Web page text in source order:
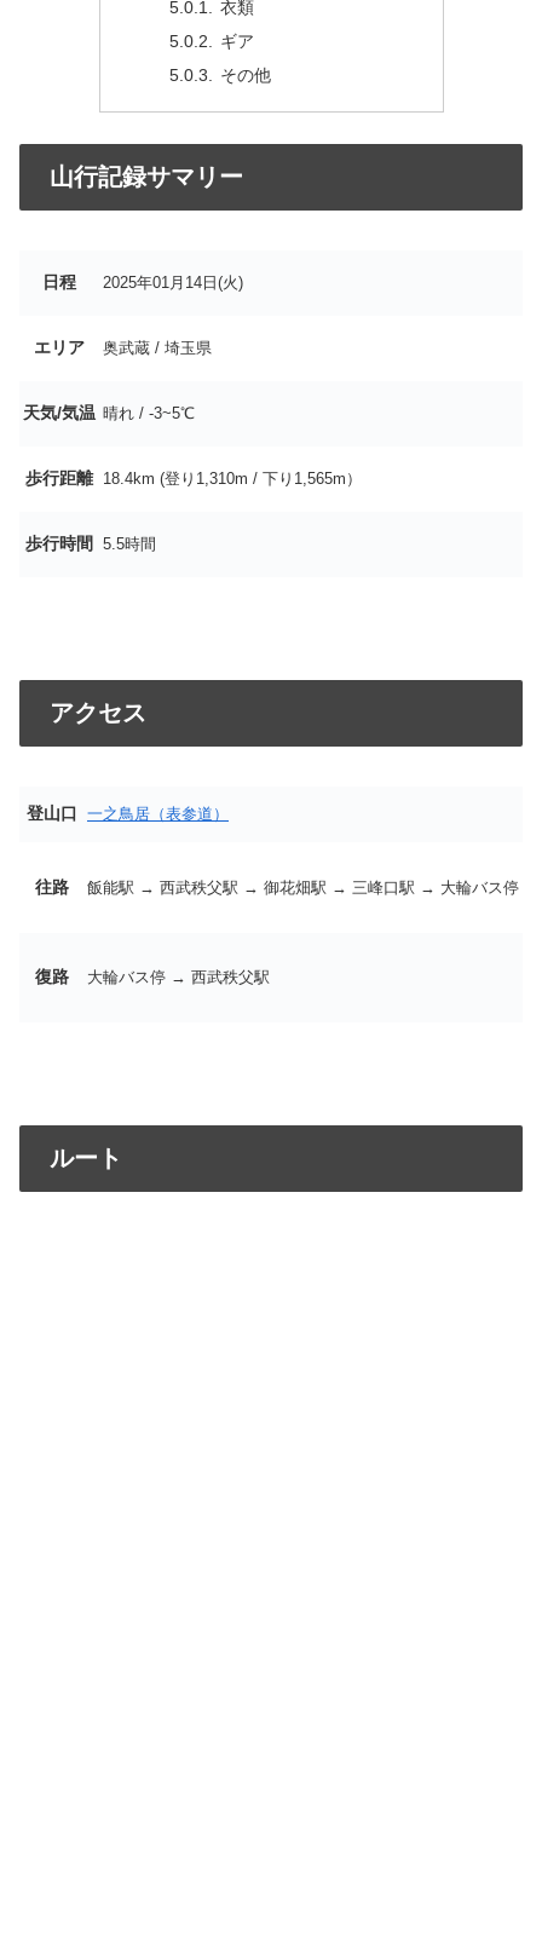
衣類
ギア
その他
山行記録サマリー
日程 2025年01月14日(火)
エリア 奥武蔵 / 埼玉県
天気/気温 晴れ / -3~5℃
歩行距離 18.4km (登り1,310m / 下り1,565m ）
歩行時間 5.5時間
アクセス
登山口 一之鳥居（表参道）
往路 飯能駅 → 西武秩父駅 → 御花畑駅 → 三峰口駅 → 大輪バス停
復路 大輪バス停 → 西武秩父駅
ルート